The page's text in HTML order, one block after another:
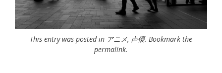
This entry was posted in アニメ, 声優. Bookmark the
permalink.